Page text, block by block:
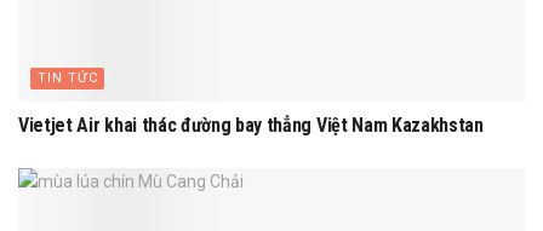
TIN TỨC
Vietjet Air khai thác đường bay thẳng Việt Nam Kazakhstan